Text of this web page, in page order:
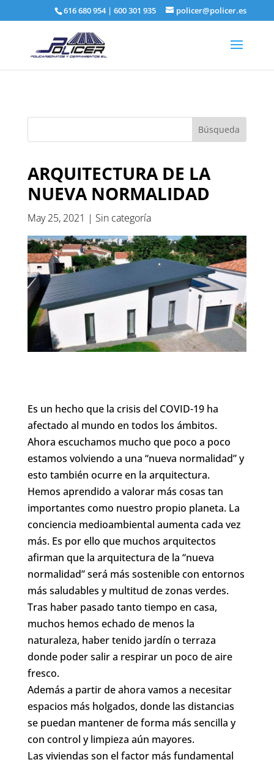
616 680 954|600 301 935 policer@policer.es
ARQUITECTURA DE LA
NUEVA NORMALIDAD
May 25, 2021 | Sin categoría
Es un hecho que la crisis del COVID-19 ha
afectado al mundo en todos los ámbitos.
Ahora escuchamos mucho que poco a poco
estamos volviendo a una “nueva normalidad” y
esto también ocurre en la arquitectura.
Hemos aprendido a valorar más cosas tan
importantes como nuestro propio planeta. La
conciencia medioambiental aumenta cada vez
más. Es por ello que muchos arquitectos
afirman que la arquitectura de la “nueva
normalidad” será más sostenible con entornos
más saludables y multitud de zonas verdes.
Tras haber pasado tanto tiempo en casa,
muchos hemos echado de menos la
naturaleza, haber tenido jardín o terraza
donde poder salir a respirar un poco de aire
fresco.
Además a partir de ahora vamos a necesitar
espacios más holgados, donde las distancias
se puedan mantener de forma más sencilla y
con control y limpieza aún mayores.
Las viviendas son el factor más fundamental